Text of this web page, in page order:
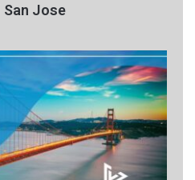
San Jose